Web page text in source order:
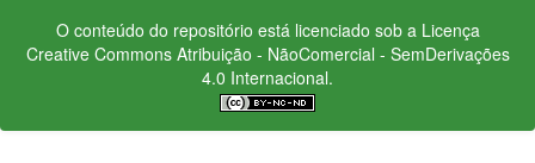
O conteúdo do repositório está licenciado sob a Licença
Creative CommonsAtribuição - NãoComercial - SemDerivações
4.0 Internacional.